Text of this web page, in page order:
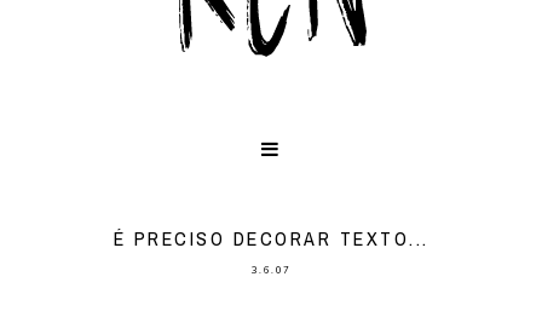
É PRECISO DECORAR TEXTO...
3.6.07